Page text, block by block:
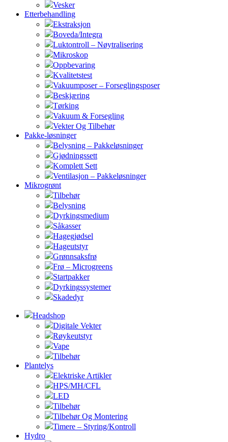
Vesker
Etterbehandling
Ekstraksjon
Boveda/Integra
Luktontroll – Nøytralisering
Mikroskop
Oppbevaring
Kvalitetstest
Vakuumposer – Forseglingsposer
Beskjæring
Tørking
Vakuum & Forsegling
Vekter Og Tilbehør
Pakke-løsninger
Belysning – Pakkeløsninger
Gjødningssett
Komplett Sett
Ventilasjon – Pakkeløsninger
Mikrogrønt
Tilbehør
Belysning
Dyrkingsmedium
Såkasser
Hagegjødsel
Hageutstyr
Grønnsaksfrø
Frø – Microgreens
Startpakker
Dyrkingssystemer
Skadedyr
Headshop
Digitale Vekter
Røykeutstyr
Vape
Tilbehør
Plantelys
Elektriske Artikler
HPS/MH/CFL
LED
Tilbehør
Tilbehør Og Montering
Timere – Styring/Kontroll
Hydro